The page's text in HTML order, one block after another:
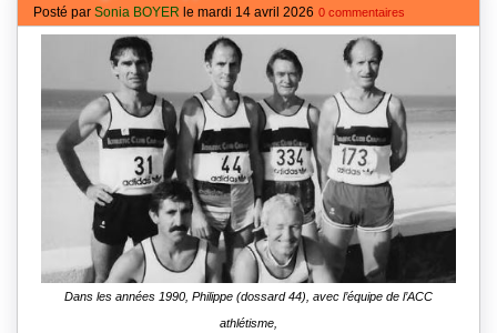
Posté par Sonia BOYER le mardi 14 avril 2026 0 commentaires
Dans les années 1990, Philippe (dossard 44), avec l’équipe de l’ACC
athlétisme,